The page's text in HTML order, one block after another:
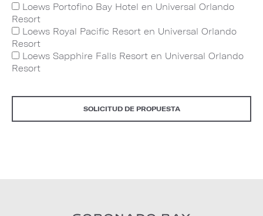
Loews Portofino Bay Hotel en Universal Orlando
Resort
Loews Royal Pacific Resort en Universal Orlando
Resort
Loews Sapphire Falls Resort en Universal Orlando
Resort
SOLICITUD DE PROPUESTA